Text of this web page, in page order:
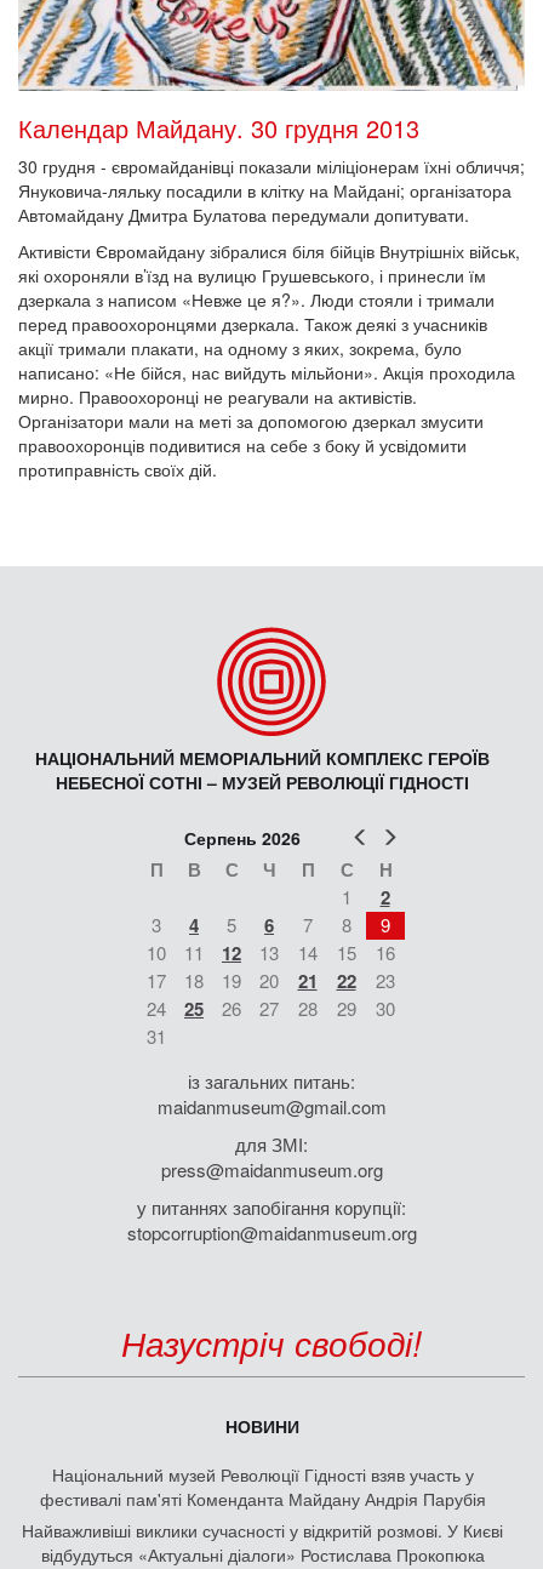
Календар Майдану. 30 грудня 2013
30 грудня - євромайданівці показали міліціонерам їхні обличчя;
Януковича-ляльку посадили в клітку на Майдані; організатора
Автомайдану Дмитра Булатова передумали допитувати.
Активісти Євромайдану зібралися біля бійців Внутрішніх військ,
які охороняли в’їзд на вулицю Грушевського, і принесли їм
дзеркала з написом «Невже це я?». Люди стояли і тримали
перед правоохоронцями дзеркала. Також деякі з учасників
акції тримали плакати, на одному з яких, зокрема, було
написано: «Не бійся, нас вийдуть мільйони». Акція проходила
мирно. Правоохоронці не реагували на активістів.
Організатори мали на меті за допомогою дзеркал змусити
правоохоронців подивитися на себе з боку й усвідомити
протиправність своїх дій.
НАЦІОНАЛЬНИЙ МЕМОРІАЛЬНИЙ КОМПЛЕКС ГЕРОЇВ
НЕБЕСНОЇ СОТНІ – МУЗЕЙ РЕВОЛЮЦІЇ ГІДНОСТІ
Попер
Серпень 2026
П В С Ч П С Н
1 2
3 4 5 6 7 8
9
10
11 12 13 14 15
16
17
18 19 20 21 22
23
24
25 26 27 28 29
30
31
із загальних питань:
maidanmuseum@gmail.com
для ЗМІ:
press@maidanmuseum.org
у питаннях запобігання корупції:
stopcorruption@maidanmuseum.org
Назустріч свободі!
НОВИНИ
Національний музей Революції Гідності взяв участь у
фестивалі пам'яті Коменданта Майдану Андрія Парубія
Найважливіші виклики сучасності у відкритій розмові. У Києві
відбудуться «Актуальні діалоги» Ростислава Прокопюка